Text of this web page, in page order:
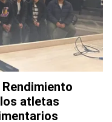
atletas